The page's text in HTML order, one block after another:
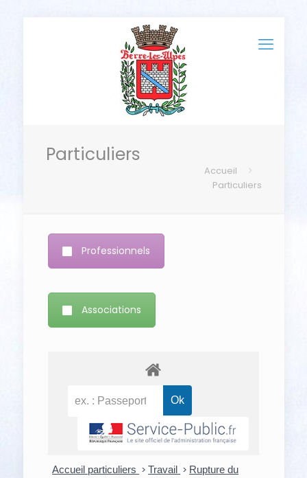
Particuliers
Accueil
Particuliers
Professionnels
Associations
Accueil particuliers > Travail > Rupture du